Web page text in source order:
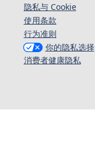
隐私与 Cookie
使用条款
行为准则
你的隐私选择
消费者健康隐私